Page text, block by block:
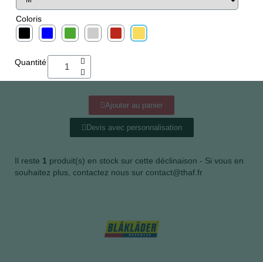
Coloris
Quantité
Ajouter au panier
Devis avec personnalisation
Il reste 1 produit(s) en stock sur cette déclinaison - Si vous en
souhaitez plus, contactez nous sur contact@thaf.fr